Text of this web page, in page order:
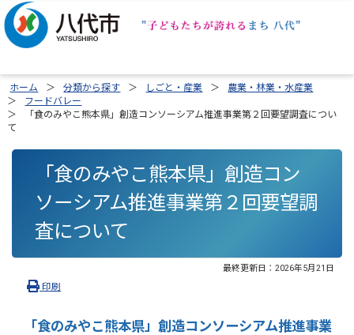
ホーム 分類から探す しごと・産業
農業・林業・水産業
フードバレー
「食のみやこ熊本県」創造コンソーシアム推進事業第２回要望調査につい
て
「食のみやこ熊本県」創造コン
ソーシアム推進事業第２回要望調
査について
最終更新日： 2026年5月21日
印刷
「食のみやこ熊本県」創造コンソーシアム推進事業